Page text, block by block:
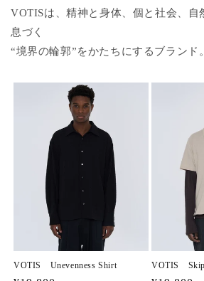
VOTISは、精神と身体、個と社会、自
息づく
“境界の輪郭”をかたちにするブランド。
VOTIS Unevenness Shirt VOTIS